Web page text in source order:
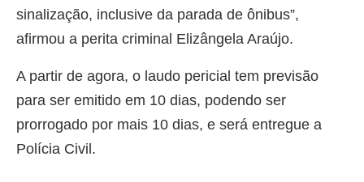
sinalização, inclusive da parada de ônibus”,
afirmou a perita criminal Elizângela Araújo.
A partir de agora, o laudo pericial tem previsão
para ser emitido em 10 dias, podendo ser
prorrogado por mais 10 dias, e será entregue a
Polícia Civil.